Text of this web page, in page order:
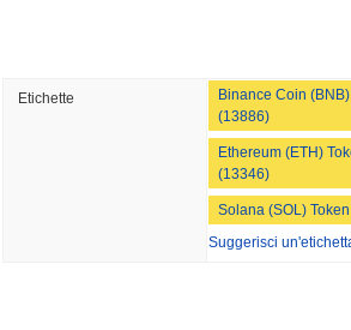
di dollari mentre il gigante della
stablecoin yen
Etichette
Binance Coin
(13886)
Ethereum (ETH)
(13346)
Solana (SOL)
Suggerisci